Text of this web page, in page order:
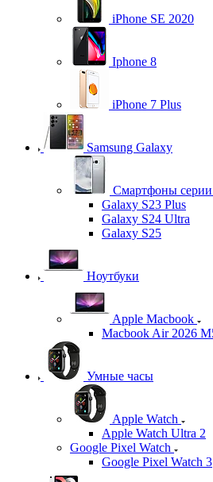
iPhone SE 2020
Iphone 8
iPhone 7 Plus
Samsung Galaxy
Смартфоны серии
Galaxy S23 Plus
Galaxy S24 Ultra
Galaxy S25
Ноутбуки
Apple Macbook
Macbook Air 2026
Умные часы
Apple Watch
Apple Watch Ultra 2
Google Pixel Watch
Google Pixel Watch 3